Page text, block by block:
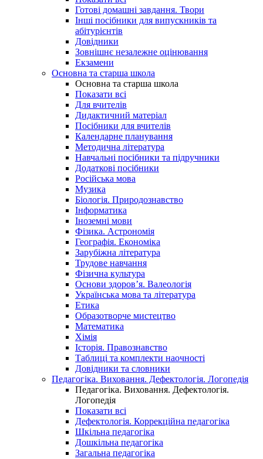
Готові домашні завдання. Твори
Інші посібники для випускників та
абітурієнтів
Довідники
Зовнішнє незалежне оцінювання
Екзамени
Основна та старша школа
Основна та старша школа
Показати всі
Для вчителів
Дидактичний матеріал
Посібники для вчителів
Календарне планування
Методична література
Навчальні посібники та підручники
Додаткові посібники
Російська мова
Музика
Біологія. Природознавство
Інформатика
Іноземні мови
Фізика. Астрономія
Географія. Економіка
Зарубіжна література
Трудове навчання
Фізична культура
Основи здоров’я. Валеологія
Українська мова та література
Етика
Образотворче мистецтво
Математика
Хімія
Історія. Правознавство
Таблиці та комплекти наочності
Довідники та словники
Педагогіка. Виховання. Дефектологія. Логопедія
Педагогіка. Виховання. Дефектологія.
Логопедія
Показати всі
Дефектологія. Коррекційна педагогіка
Шкільна педагогіка
Дошкільна педагогіка
Загальна педагогіка